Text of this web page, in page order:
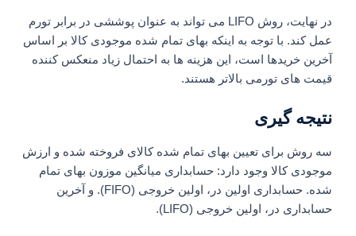
در نهایت، روش LIFO می تواند به عنوان پوششی در برابر تورم
عمل کند. با توجه به اینکه بهای تمام شده موجودی کالا بر اساس
آخرین خریدها است، این هزینه ها به احتمال زیاد منعکس کننده
قیمت های تورمی بالاتر هستند.
نتیجه گیری
سه روش برای تعیین بهای تمام شده کالای فروخته شده و ارزش
موجودی کالا وجود دارد: حسابداری میانگین موزون بهای تمام
شده. حسابداری اولین در، اولین خروجی (FIFO). و آخرین
حسابداری در، اولین خروجی (LIFO).